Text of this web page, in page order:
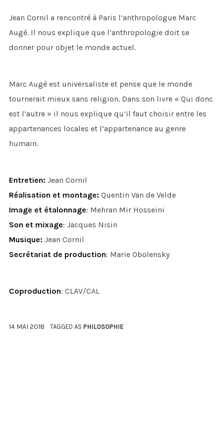
Jean Cornil a rencontré à Paris l’anthropologue Marc
Augé. Il nous explique que l’anthropologie doit se
donner pour objet le monde actuel.
Marc Augé est universaliste et pense que le monde
tournerait mieux sans religion. Dans son livre « Qui donc
est l’autre » il nous explique qu’il faut choisir entre les
appartenances locales et l’appartenance au genre
humain.
Entretien: Jean Cornil
Réalisation et montage: Quentin Van de Velde
Image et étalonnage: Mehran Mir Hosseini
Son et mixage: Jacques Nisin
Musique: Jean Cornil
Secrétariat de production: Marie Obolensky
Coproduction: CLAV/CAL
14 MAI 2018 TAGGED AS PHILOSOPHIE